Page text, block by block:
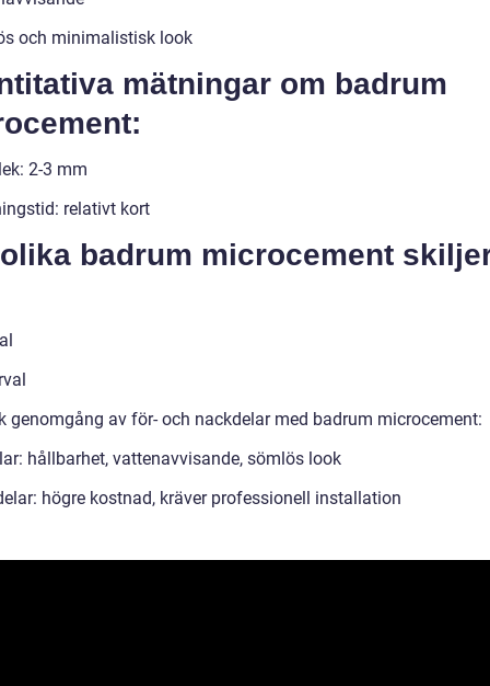
och minimalistisk look
mätningar om badrum
2-3 mm
relativt kort
badrum microcement
genomgång av för- och nackdelar med badrum microcement:
hållbarhet, vattenavvisande, sömlös look
högre kostnad, kräver professionell installation